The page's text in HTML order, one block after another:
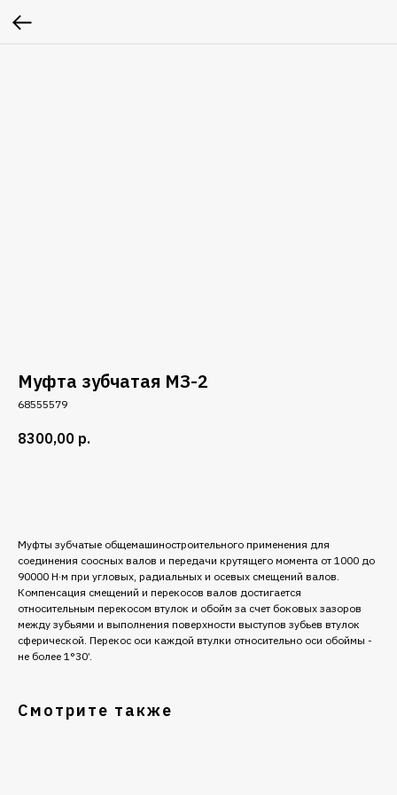
Муфта зубчатая МЗ-2
68555579
8300,00 р.
Муфты зубчатые общемашиностроительного применения для
соединения соосных валов и передачи крутящего момента от 1000 до
90000 Н·м при угловых, радиальных и осевых смещений валов.
Компенсация смещений и перекосов валов достигается
относительным перекосом втулок и обойм за счет боковых зазоров
между зубьями и выполнения поверхности выступов зубьев втулок
сферической. Перекос оси каждой втулки относительно оси обоймы -
не более 1°30’.
Смотрите также